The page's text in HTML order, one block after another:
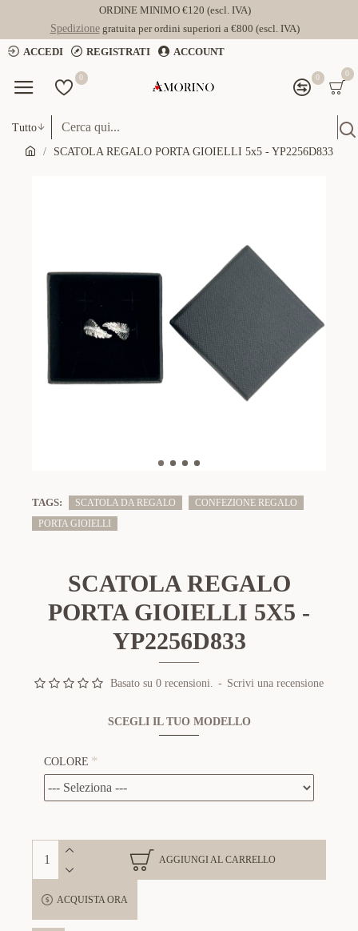
ORDINE MINIMO €120 (escl. IVA)
Spedizionegratuita per ordini superiori a €800 (escl. IVA)
ACCEDI
REGISTRATI ACCOUNT
0 0 0
Tutto
SCATOLA REGALO PORTA GIOIELLI 5x5 - YP2256D833
TAGS: SCATOLA DA REGALO
CONFEZIONE REGALO
PORTA GIOIELLI
SCATOLA REGALO
PORTA GIOIELLI 5X5 -
YP2256D833
Basato su 0 recensioni. - Scrivi una recensione
SCEGLI IL TUO MODELLO
COLORE
AGGIUNGI AL CARRELLO
ACQUISTA ORA